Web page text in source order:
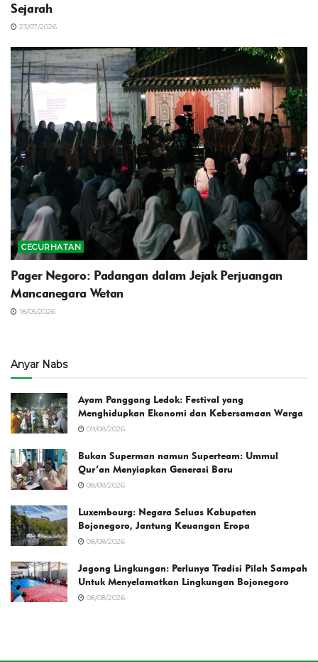
Sejarah
23/07/2026
CECURHATAN
Pager Negoro: Padangan dalam Jejak Perjuangan
Mancanegara Wetan
18/05/2026
Anyar Nabs
Ayam Panggang Ledok: Festival yang
Menghidupkan Ekonomi dan Kebersamaan Warga
09/08/2026
Bukan Superman namun Superteam: Ummul
Qur’an Menyiapkan Generasi Baru
08/08/2026
Luxembourg: Negara Seluas Kabupaten
Bojonegoro, Jantung Keuangan Eropa
08/08/2026
Jagong Lingkungan: Perlunya Tradisi Pilah Sampah
Untuk Menyelamatkan Lingkungan Bojonegoro
08/08/2026